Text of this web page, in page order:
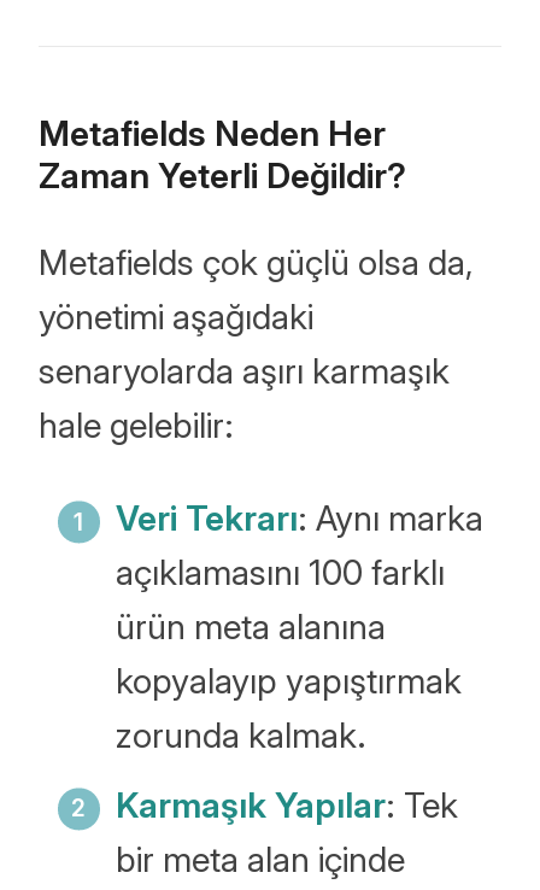
Metafields Neden Her
Zaman Yeterli Değildir?
Metafields çok güçlü olsa da,
yönetimi aşağıdaki
senaryolarda aşırı karmaşık
hale gelebilir:
Veri Tekrarı: Aynı marka
açıklamasını 100 farklı
ürün meta alanına
kopyalayıp yapıştırmak
zorunda kalmak.
Karmaşık Yapılar: Tek
bir meta alan içinde